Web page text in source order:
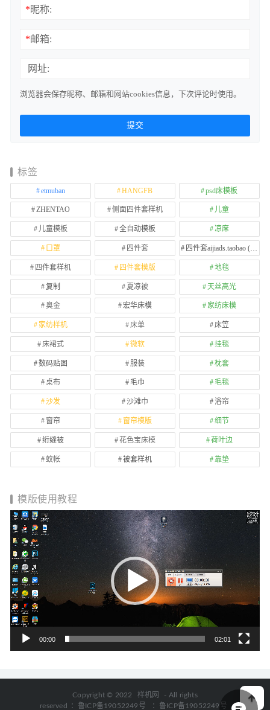
*昵称:
*邮箱:
网址:
浏览器会保存昵称、邮箱和网站cookies信息，下次评论时使用。
标签
etmuban HANGFB psd床模板
ZHENTAO 侧面四件套样机 儿童
儿童模板 全自动模板 凉席
口罩 四件套 四件套aijiads.taobao (1639)
四件套样机 四件套模版 地毯
复制 夏凉被 天丝高光
奥金 宏华床模 家纺床模
家纺样机 床单 床笠
床裙式 微软 挂毯
数码贴图 服装 枕套
桌布 毛巾 毛毯
沙发 沙滩巾 浴帘
窗帘 窗帘模版 细节
绗缝被 花色宝床模 荷叶边
蚊帐 被套样机 靠垫
模版使用教程
视
频
播
放
器
00:00 02:01
Copyright © 2022 样机网
- All rights
reserved
：鲁ICP备19052249号 ：鲁ICP备19052249号